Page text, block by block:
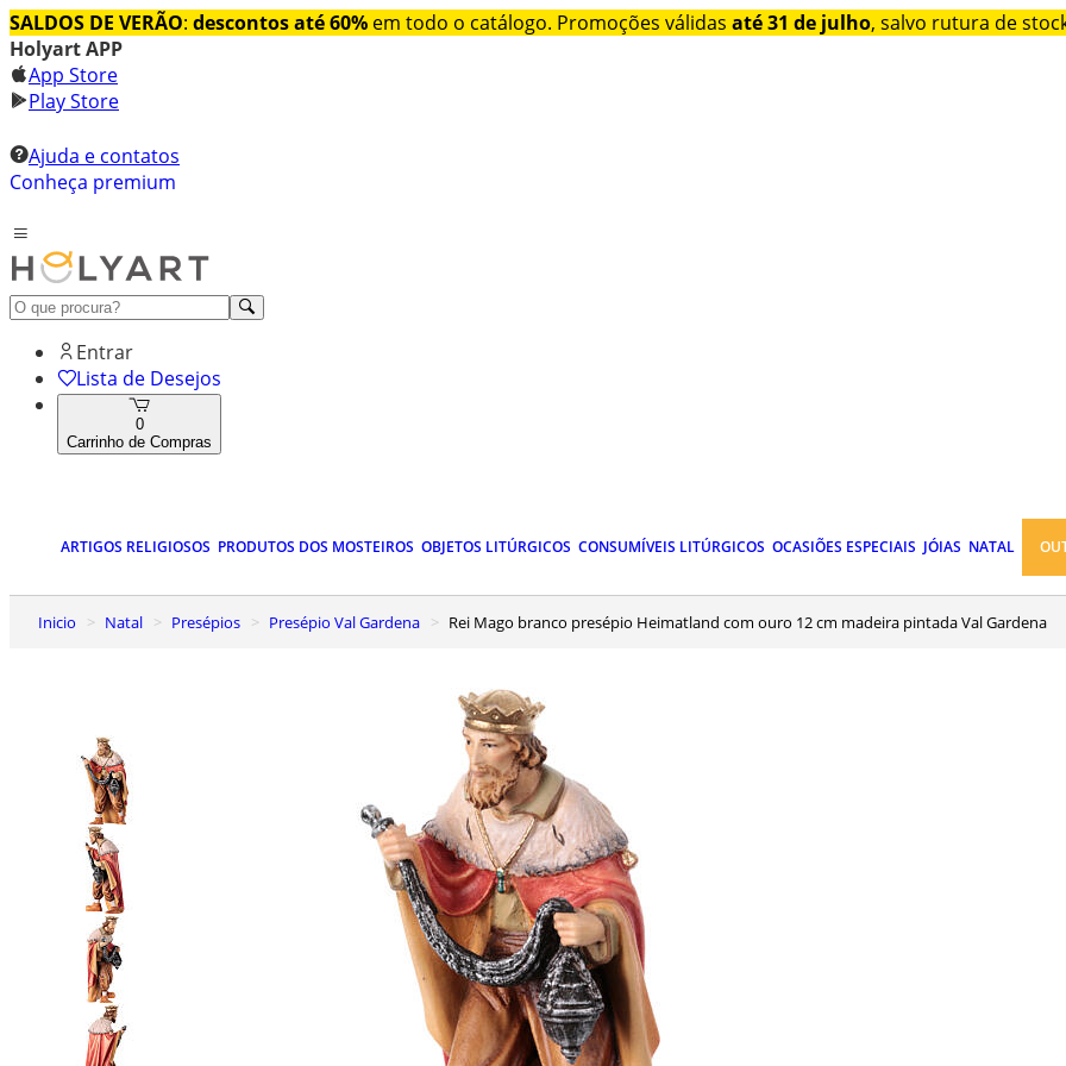
SALDOS DE VERÃO: descontos até 60% em todo o catálogo. Promoções válidas até 31 de julho, salvo rutura de
Holyart APP
App Store
Play Store
Ajuda e contatos
Conheça premium
Entrar
Lista de Desejos
0
Carrinho de Compras
ARTIGOS RELIGIOSOS PRODUTOS DOS MOSTEIROS OBJETOS LITÚRGICOS CONSUMÍVEIS LITÚRGICOS OCASIÕES ESPECIAIS JÓIAS NATAL
Inicio Natal Presépios Presépio Val Gardena Rei Mago branco presépio Heimatland com ouro 12 cm madeira pintada Val Gardena